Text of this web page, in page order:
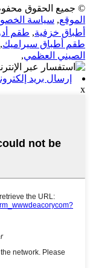
© جميع الحقوق محفوظة -
الموقع, سياسة
أطباق خزفية, طقم
طقم أطباق سيراميك,
الصيني العظمي,
إرسال بريد
x